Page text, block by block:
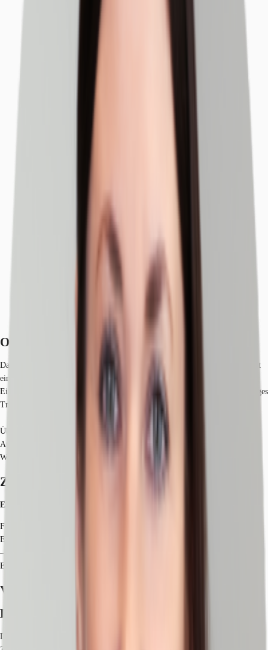
Objekt
Das representative Bürohaus liegt unweit vom Nürnberger Hauptbahnhof mit
einer sehr guten Auffindbar- und Erreichbarkeit. Es hat einen überdachten
Eingangsbereich und verfügt über einen Personenaufzug sowie ein großzügiges
Treppenhaus.
Überdachte Stellplätze im Innenhof: 92 EUR/ Stk.
Außenstellplätze: 85 EUR / Stk.
Weitere Stellplätze im Parkhaus in Laufnähe verfügbar.
Zertifizierungen
Energieausweis
Für diese Liegenschaft liegt ein Bedarfsausweis vom 26.03.2015 vom
Eigentümer/Vermieter vor. Der wesentliche Energieträger der Liegenschaft ist
–. Der Endenergiebedarf Strom beträgt 22.00 kWh/(m²*a). Der
Endenergiebedarf Wärme beträgt 114.00 kWh/(m²*a).
Verfügbare Fläche
Lage und Verkehrsanbindung
Die perfekte Verbindung von Stadt und Natur. Das Objekt befindet sich im